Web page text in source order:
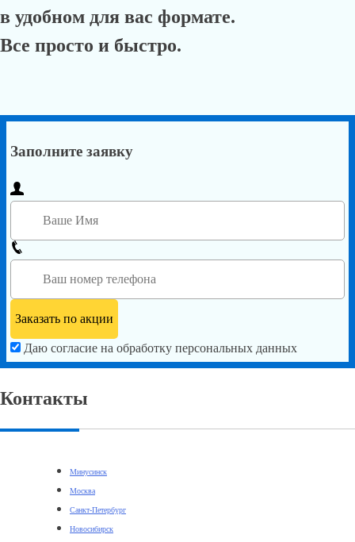
в удобном для вас формате.
Все просто и быстро.
Заполните заявку
Даю согласие на обработку персональных данных
Контакты
Минусинск
Москва
Санкт-Петербург
Новосибирск